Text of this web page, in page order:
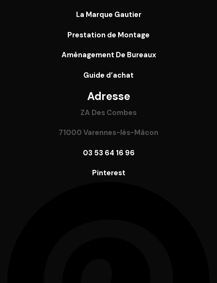
La Marque Gautier
Prestation de Montage
Aménagement De Bureaux
Guide d’achat
Adresse
ZA Des Combes
71000 Varennes-lès-Mâcon
03 53 64 16 96
Pinterest